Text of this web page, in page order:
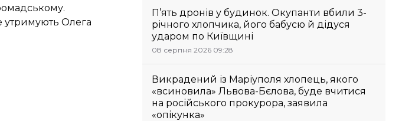
утримують Олега
П’ять дронів у будинок. Окупанти вбили 3-
річного хлопчика, його бабусю й дідуся
ударом по Київщині
08 серпня 2026 09:28
Викрадений із Маріуполя хлопець, якого
«всиновила» Львова-Бєлова, буде вчитися
на російського прокурора, заявила
«опікунка»